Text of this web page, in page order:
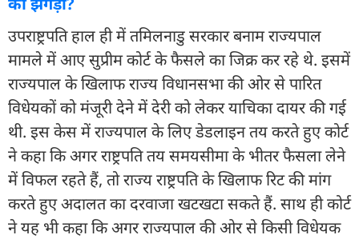
उपराष्ट्रपति हाल ही में तमिलनाडु सरकार बनाम राज्यपाल
मामले में आए सुप्रीम कोर्ट के फैसले का जिक्र कर रहे थे. इसमें
राज्यपाल के खिलाफ राज्य विधानसभा की ओर से पारित
विधेयकों को मंजूरी देने में देरी को लेकर याचिका दायर की गई
थी. इस केस में राज्यपाल के लिए डेडलाइन तय करते हुए कोर्ट
ने कहा कि अगर राष्ट्रपति तय समयसीमा के भीतर फैसला लेने
में विफल रहते हैं, तो राज्य राष्ट्रपति के खिलाफ रिट की मांग
करते हुए अदालत का दरवाजा खटखटा सकते हैं. साथ ही कोर्ट
ने यह भी कहा कि अगर राज्यपाल की ओर से किसी विधेयक